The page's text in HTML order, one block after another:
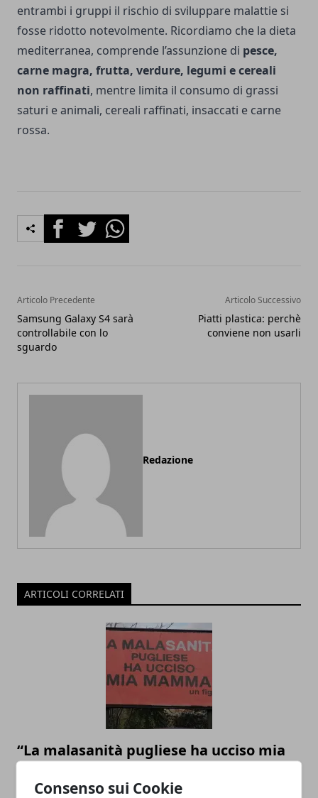
Consenso sui Cookie
entrambi i gruppi il rischio di sviluppare malattie si
fosse ridotto notevolmente. Ricordiamo che la dieta
mediterranea, comprende l’assunzione di pesce,
carne magra, frutta, verdure, legumi e cereali
non raffinati, mentre limita il consumo di grassi
saturi e animali, cereali raffinati, insaccati e carne
rossa.
FacebookTwitterWhatsapp
Articolo Precedente
Samsung Galaxy S4 sarà
controllabile con lo
sguardo
Articolo Successivo
Piatti plastica: perchè
conviene non usarli
Redazione
ARTICOLI CORRELATI
“La malasanità pugliese ha ucciso mia
descrive una realtà dolorosa